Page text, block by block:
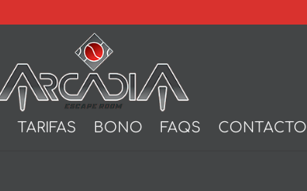
TARIFAS BONO FAQS CONTACTO